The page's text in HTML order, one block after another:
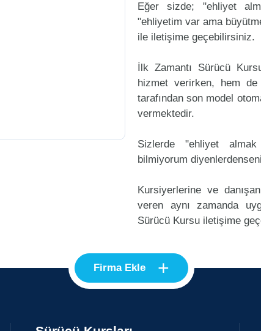
Eğer sizde; "ehliyet
"ehliyetim var ama
ile iletişime geçebilirsiniz.
İlk Zamantı Sürücü
hizmet verirken, hem
tarafından son model
vermektedir.
Sizlerde "ehliyet
bilmiyorum
Kursiyerlerine ve
veren aynı zamanda
Sürücü Kursu iletişime
Firma Ekle +